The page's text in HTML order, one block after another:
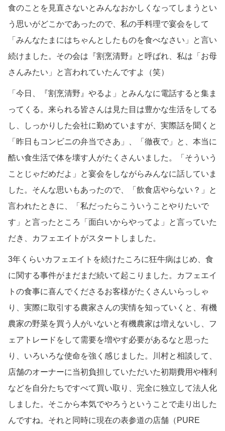
食のことを見直さないとみんなおかしくなってしまうとい
う思いがどこかであったので、私の手料理で宴会をして
「みんなたまにはちゃんとしたものを食べなさい」と言い
続けました。その会は『割烹清野』と呼ばれ、私は「お母
さんみたい」と言われていたんですよ（笑）
「今日、『割烹清野』やるよ」とみんなに電話すると集ま
ってくる。来られる皆さんは見た目は豊かな生活をしてる
し、しっかりした会社に勤めていますが、実際話を聞くと
「昨日もコンビニの弁当でさあ」、「徹夜で」と、本当に
酷い食生活で体を壊す人がたくさんいました。「そういう
ことじゃだめだよ」と宴会をしながらみんなに話していま
した。そんな思いもあったので、「飲食店やらない？」と
言われたときに、「私だったらこういうことやりたいで
す」と言ったところ「面白いからやってよ」と言っていた
だき、カフェエイトがスタートしました。
3年くらいカフェエイトを続けたころに狂牛病はじめ、食
に関する事件がまだまだ続いて起こりました。カフェエイ
トの食事に喜んでくださるお客様がたくさんいらっしゃ
り、実際に取引する農家さんの実情を知っていくと、有機
農家の野菜を買う人がいないと有機農家は増えないし、フ
ェアトレードをして需要を増やす必要があるなと思った
り、いろいろな使命を強く感じました。川村と相談して、
店舗のオーナーに当初負担していただいた初期費用や権利
などを自分たちですべて買い取り、完全に独立して法人化
しました。そこから本気でやろうということで走り出した
んですね。それと同時に現在の表参道の店舗（PURE